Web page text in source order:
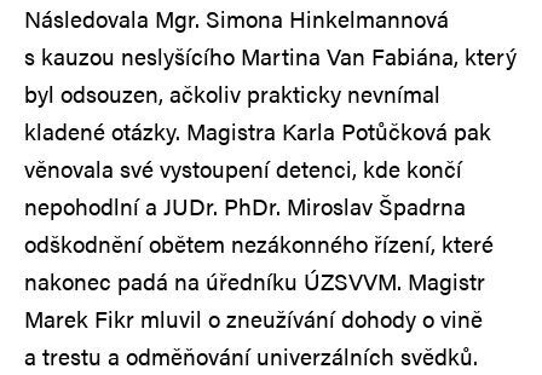
Následovala Mgr. Simona Hinkelmannová
s kauzou neslyšícího Martina Van Fabiána, který
byl odsouzen, ačkoliv prakticky nevnímal
kladené otázky. Magistra Karla Potůčková pak
věnovala své vystoupení detenci, kde končí
nepohodlní a JUDr. PhDr. Miroslav Špadrna
odškodnění obětem nezákonného řízení, které
nakonec padá na úředníku ÚZSVVM. Magistr
Marek Fikr mluvil o zneužívání dohody o vině
a trestu a odměňování univerzálních svědků.